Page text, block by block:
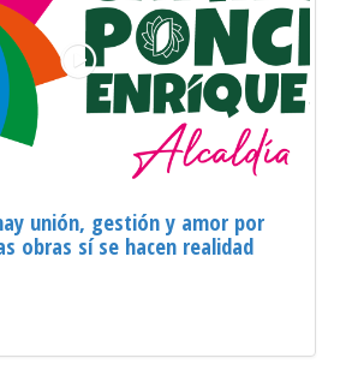
unión, gestión y amor por
obras sí se hacen realidad